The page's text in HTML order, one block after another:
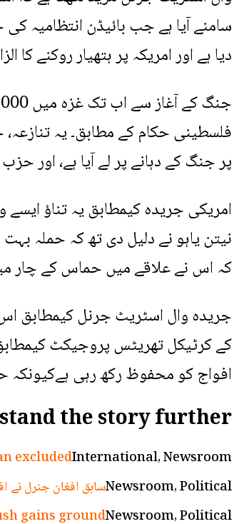
سامنے آیا ہے جب بائیڈن انتظامیہ
دیا ہے اور امریکہ پر ہتھیار روکنے کا
فلسطینی حکام کے مطابق۔ یہ
پر جنگ کے دہانے پر لے آیا ہے، اور
امریکی جریدہ کیمطابق یہ تناؤ
نیتن یاہو نے دلیل دی تھ کہ حملہ
کہ اس نے علاقے میں حماس کے چار
جریدہ وال اسٹریٹ جرنل کیمطابق اس
کے کرٹیکل تھریٹس پروجیکٹ
افواج کو محفوظ رکھ رہی ہےکیونکہ
the story further
excludedInternational, Newsroom
سابق افغان جنرل نےNewsroom, Political
gains groundNewsroom, Political